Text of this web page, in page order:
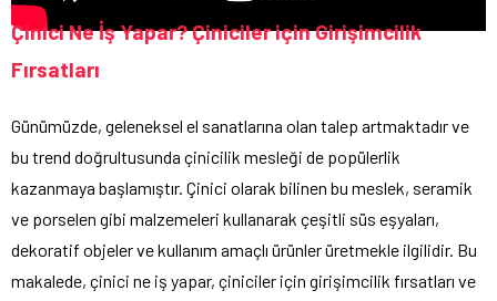
Çinici Ne İş Yapar? Çiniciler için Girişimcilik
Fırsatları
Günümüzde, geleneksel el sanatlarına olan talep artmaktadır ve
bu trend doğrultusunda çinicilik mesleği de popülerlik
kazanmaya başlamıştır. Çinici olarak bilinen bu meslek, seramik
ve porselen gibi malzemeleri kullanarak çeşitli süs eşyaları,
dekoratif objeler ve kullanım amaçlı ürünler üretmekle ilgilidir. Bu
makalede, çinici ne iş yapar, çiniciler için girişimcilik fırsatları ve